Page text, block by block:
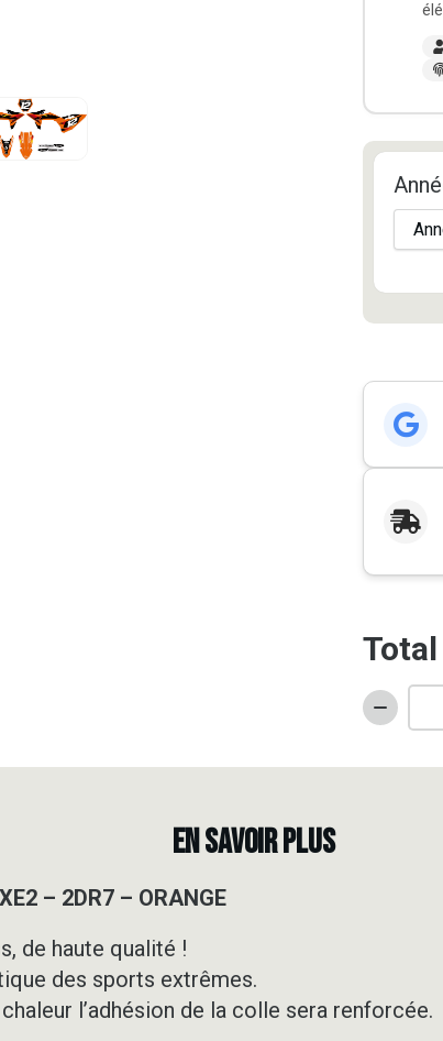
Total
quantité
Kit
-
EN SAVOIR PLUS
– 2DR7 – ORANGE
de haute qualité !
des sports extrêmes.
l’adhésion de la colle sera renforcée.